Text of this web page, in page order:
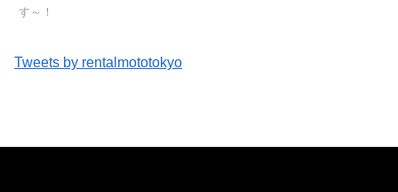
す～！
Tweets by rentalmototokyo